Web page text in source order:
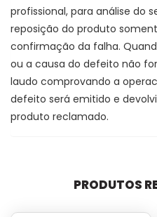
profissional, para análise do
reposição do produto
confirmação da falha.
ou a causa do defeito não
laudo comprovando a
defeito será emitido e
produto reclamado.
PRODUTOS